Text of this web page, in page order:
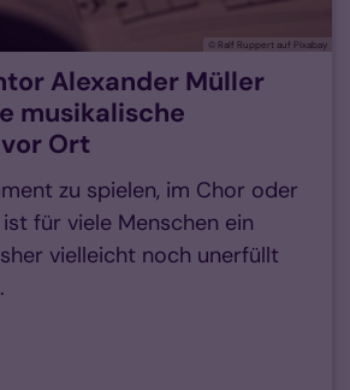
© Ralf Ruppert auf Pixabay
Alexander Müller
musikalische
Ort
zu spielen, im Chor oder
ist für viele Menschen ein
vielleicht noch unerfüllt